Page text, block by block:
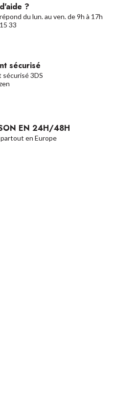
?
du lun. au ven. de 9h à 17h
33
sécurisé
sécurisé 3DS
EN 24H/48H
en Europe